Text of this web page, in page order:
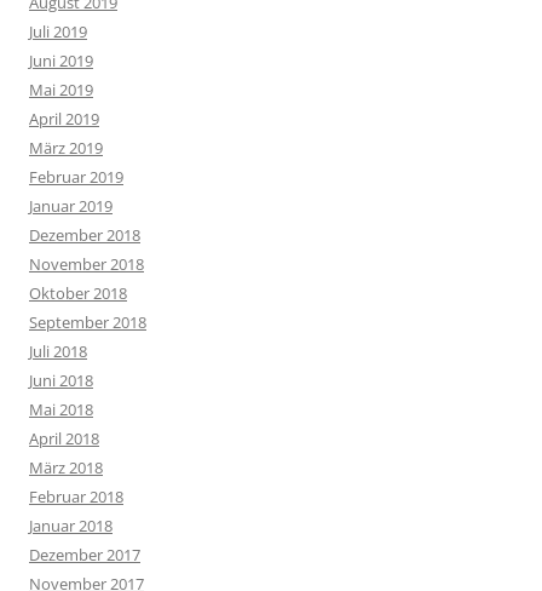
Juli 2019
Juni 2019
Mai 2019
April 2019
März 2019
Februar 2019
Januar 2019
Dezember 2018
November 2018
Oktober 2018
September 2018
Juli 2018
Juni 2018
Mai 2018
April 2018
März 2018
Februar 2018
Januar 2018
Dezember 2017
November 2017